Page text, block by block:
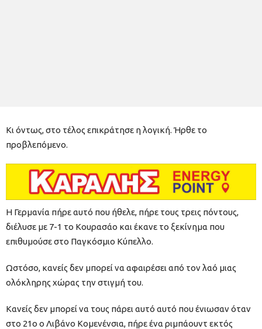
Κι όντως, στο τέλος επικράτησε η λογική. Ήρθε το
προβλεπόμενο.
Η Γερμανία πήρε αυτό που ήθελε, πήρε τους τρεις πόντους,
διέλυσε με 7-1 το Κουρασάο και έκανε το ξεκίνημα που
επιθυμούσε στο Παγκόσμιο Κύπελλο.
Ωστόσο, κανείς δεν μπορεί να αφαιρέσει από τον λαό μιας
ολόκληρης χώρας την στιγμή του.
Κανείς δεν μπορεί να τους πάρει αυτό αυτό που ένιωσαν όταν
στο 21ο ο Λιβάνο Κομενένσια, πήρε ένα ριμπάουντ εκτός